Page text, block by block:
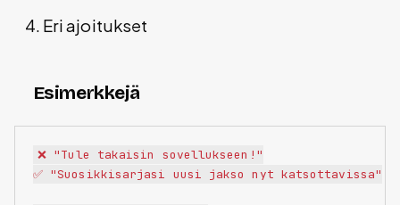
Eri ajoitukset
Esimerkkejä
❌ "Tule takaisin sovellukseen!"
✅ "Suosikkisarjasi uusi jakso nyt katsottavissa"